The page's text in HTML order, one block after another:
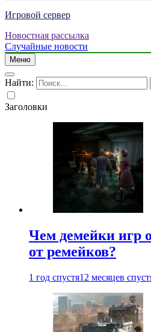
Игровой сервер
Новостная рассылка
Случайные новости
Меню
Найти:
Заголовки
Чем демейки игр
от ремейков?
1 год спустя12 месяцев